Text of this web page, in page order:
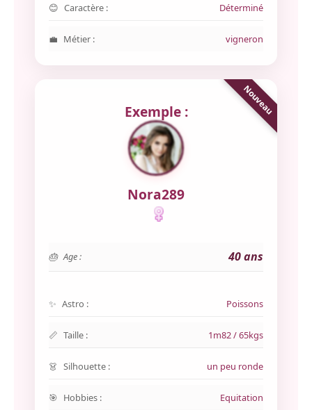
Caractère : Déterminé
Métier : vigneron
Exemple :
Nora289
Age : 40 ans
Astro : Poissons
Taille : 1m82 / 65kgs
Silhouette : un peu ronde
Hobbies : Equitation